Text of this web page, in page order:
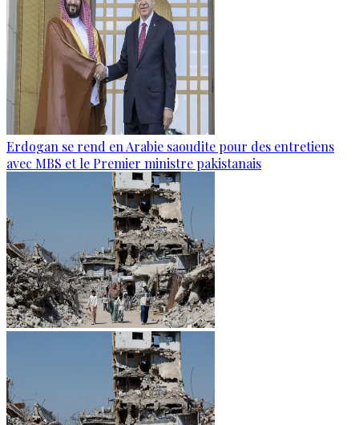
Erdogan se rend en Arabie saoudite pour des entretiens
avec MBS et le Premier ministre pakistanais